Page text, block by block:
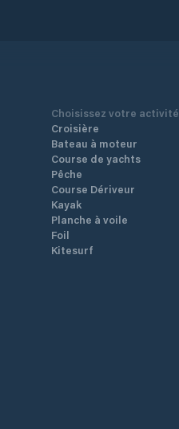
Choisissez votre activité
Croisière
Bateau à moteur
Course de yachts
Pêche
Course Dériveur
Kayak
Planche à voile
Foil
Kitesurf